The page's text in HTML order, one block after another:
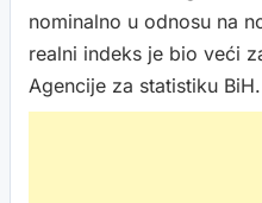
nominalno u odnosu na
realni indeks je bio veći
Agencije za statistiku BiH.